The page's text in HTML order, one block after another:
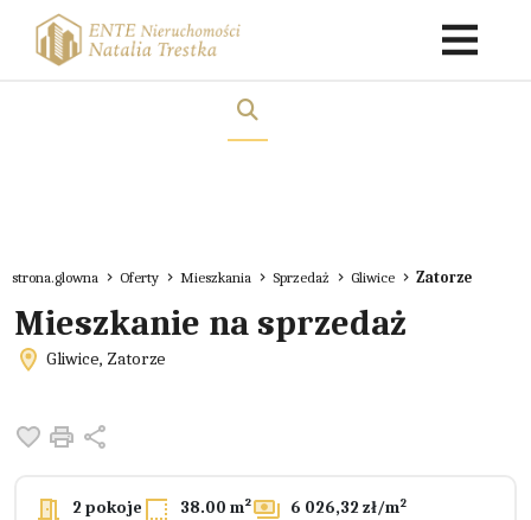
strona.glowna Oferty Mieszkania Sprzedaż Gliwice Zatorze
Mieszkanie na sprzedaż
Gliwice, Zatorze
Dodaj do ulubionych
Drukuj
2 pokoje 38.00 m² 6 026,32 zł/m2